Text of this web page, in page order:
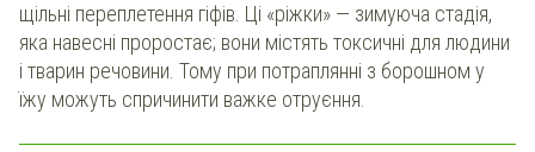
щільні переплетення гіфів. Ці «ріжки» — зимуюча стадія,
яка навесні проростає; вони містять токсичні для людини
і тварин речовини. Тому при потраплянні з борошном у
їжу можуть спричинити важке отруєння.